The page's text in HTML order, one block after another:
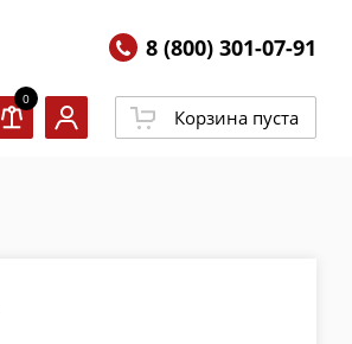
8 (800) 301-07-91
0
Корзина пуста